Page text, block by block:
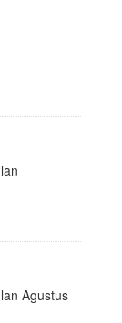
Agustus